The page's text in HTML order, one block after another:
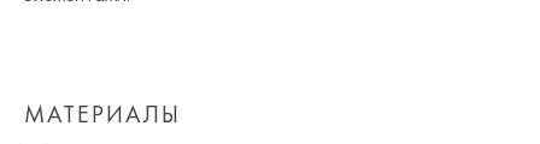
МАТЕРИАЛЫ